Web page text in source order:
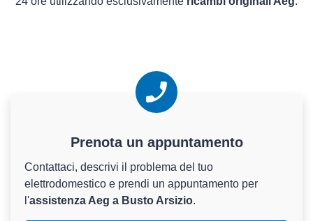
Prenota un appuntamento
Contattaci, descrivi il problema del tuo
elettrodomestico e prendi un appuntamento per
l'assistenza Aeg a Busto Arsizio.